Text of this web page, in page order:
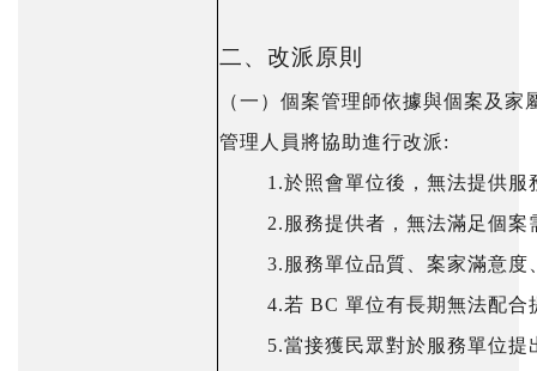
二、 改派原則
（一）個案管理師依據與個案及
管理人員將協助進行改派:
1.於照會單位後，無法提供服
2.服務提供者，無法滿足個案
3.服務單位品質、案家滿意
4.若 BC 單位有長期無法配
5.當接獲民眾對於服務單位